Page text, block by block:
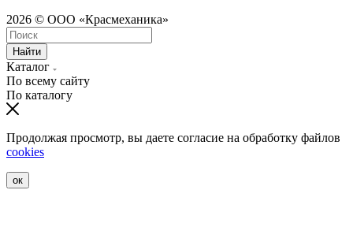
2026 © ООО «Красмеханика»
Найти
Каталог
По всему сайту
По каталогу
Продолжая просмотр, вы даете согласие на обработку файлов
cookies
ок